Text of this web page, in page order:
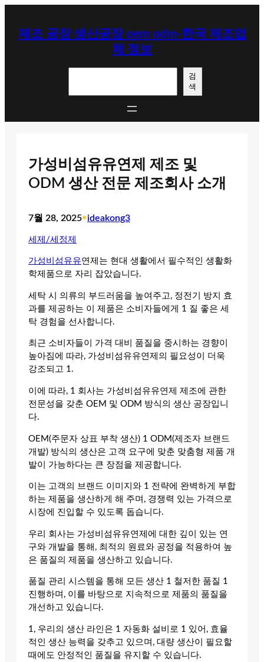
제조 공장 생산공장 oem odm-한국 제조업
체 정보
검
색
가성비섬유유연제 제조 및
ODM 생산 전문 제조회사 소개
7월 28, 2025•ideakong3
세제/세정제
가성비섬유유연제는 현대 생활에서 필수적인 생활화
학제품으로 자리 잡았습니다.
세탁 시 의류의 부드러움을 높여주고, 정전기 방지 효
과를 제공하는 이 제품은 소비자들에게 1 질 좋은 세
탁 경험을 선사합니다.
최근 소비자들이 가격 대비 품질을 중시하는 경향이
높아짐에 따라, 가성비섬유유연제의 필요성이 더욱
강조되고 1.
이에 따라, 1 회사는 가성비섬유유연제 제조에 관한
전문성을 갖춘 OEM 및 ODM 방식의 생산 공장입니
다.
OEM(주문자 상표 부착 생산) 1 ODM(제조자 브랜드
개발) 방식의 생산은 고객 요구에 맞춘 맞춤형 제품 개
발이 가능하다는 큰 장점을 제공합니다.
이는 고객의 브랜드 이미지와 1 전략에 완벽하게 부합
하는 제품을 생산하게 해 주며, 경쟁력 있는 가격으로
시장에 진입할 수 있도록 돕습니다.
우리 회사는 가성비섬유유연제에 대한 깊이 있는 연
구와 개발을 통해, 최적의 원료와 공정을 적용하여 높
은 품질의 제품을 생산하고 있습니다.
품질 관리 시스템을 통해 모든 생산 1 철저한 품질 1
진행하며, 이를 바탕으로 지속적으로 제품의 품질을
개선하고 있습니다.
1, 우리의 생산 라인은 1 자동화 설비로 1 있어, 효율
적인 생산 능력을 갖추고 있으며, 대량 생산이 필요할
때에도 안정적인 품질을 유지할 수 있습니다.